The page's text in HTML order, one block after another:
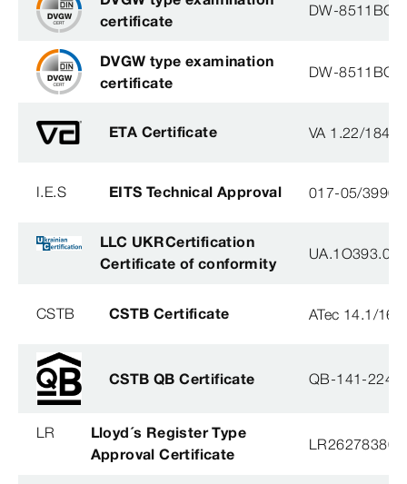
certificate
DW-
DVGW type examination
certificate
DW-
ETA Certificate VA 1.22/18407
I.E.S EITS Technical Approval 017-05/3990-
LLC UKRCertification
Certificate of conformity
CSTB CSTB Certificate ATec 14.1/16-
CSTB QB Certificate QB-141-
LR
Lloyd´s Register Type
Approval Certificate